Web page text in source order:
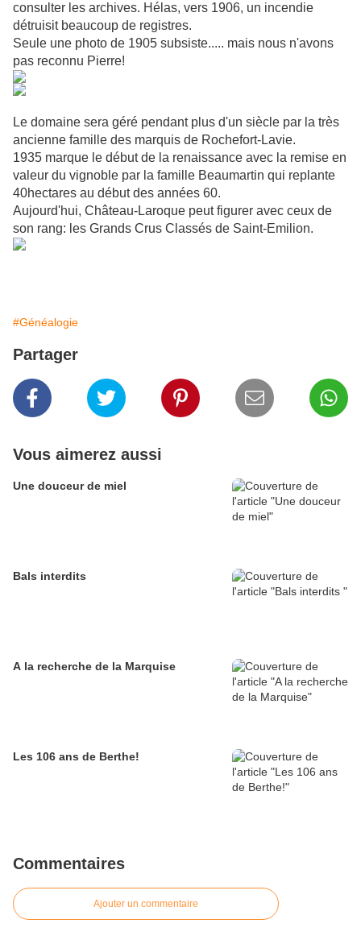
consulter les archives. Hélas, vers 1906, un incendie
détruisit beaucoup de registres.
Seule une photo de 1905 subsiste..... mais nous n'avons
pas reconnu Pierre!
Le domaine sera géré pendant plus d'un siècle par la très
ancienne famille des marquis de Rochefort-Lavie.
1935 marque le début de la renaissance avec la remise en
valeur du vignoble par la famille Beaumartin qui replante
40hectares au début des années 60.
Aujourd'hui, Château-Laroque peut figurer avec ceux de
son rang: les Grands Crus Classés de Saint-Emilion.
#Généalogie
Partager
Vous aimerez aussi
Une douceur de miel
Bals interdits
A la recherche de la Marquise
Les 106 ans de Berthe!
Commentaires
Ajouter un commentaire